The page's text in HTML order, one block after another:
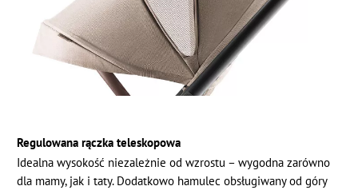
Regulowana rączka teleskopowa
Idealna wysokość niezależnie od wzrostu – wygodna zarówno
dla mamy, jak i taty. Dodatkowo hamulec obsługiwany od góry